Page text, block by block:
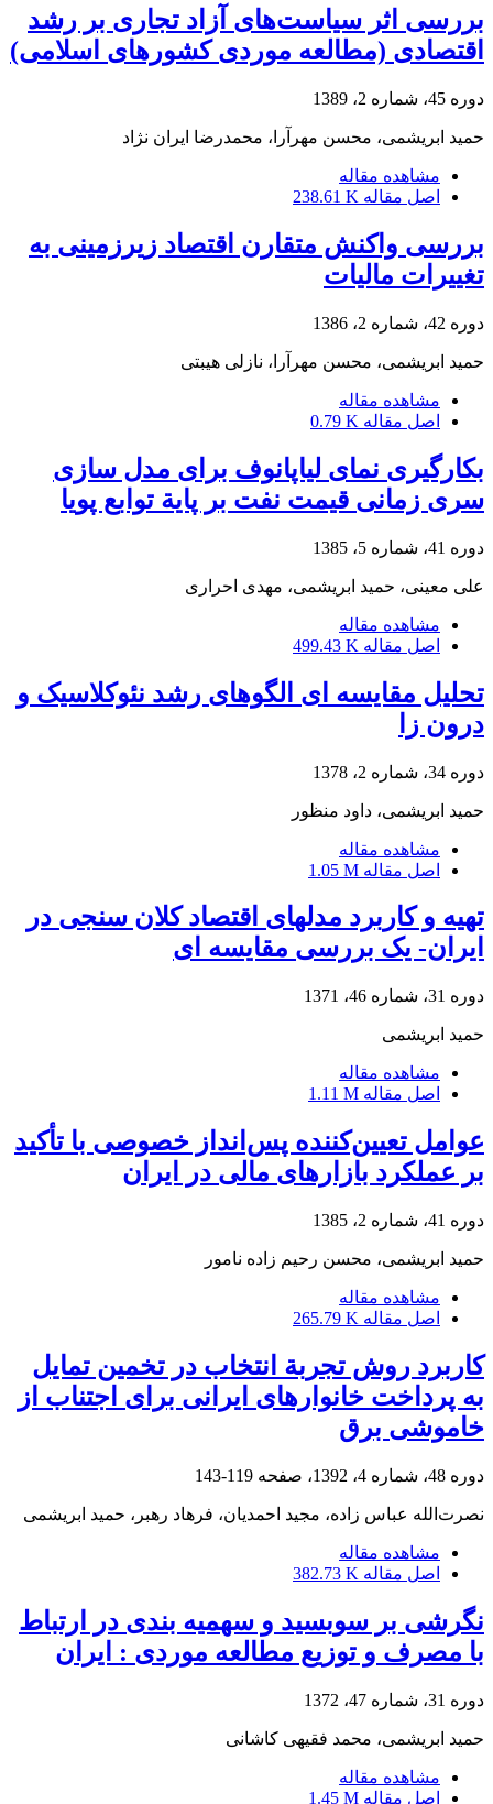
بررسی اثر سیاست‌‌های آزاد تجاری بر رشد
اقتصادی (مطالعه موردی کشورهای اسلامی)
دوره 45، شماره 2، 1389
حمید ابریشمی، محسن مهرآرا، محمدرضا ایران نژاد
مشاهده مقاله
اصل مقاله 238.61 K
بررسی واکنش متقارن اقتصاد زیرزمینی به
تغییرات مالیات
دوره 42، شماره 2، 1386
حمید ابریشمی، محسن مهرآرا، نازلی هیبتی
مشاهده مقاله
اصل مقاله 0.79 K
بکارگیری نمای لیاپانوف برای مدل‌ سازی
سری زمانی قیمت‌ نفت بر پایة توابع پویا
دوره 41، شماره 5، 1385
علی معینی، حمید ابریشمی، مهدی احراری
مشاهده مقاله
اصل مقاله 499.43 K
تحلیل مقایسه ای الگوهای رشد نئوکلاسیک و
درون زا
دوره 34، شماره 2، 1378
حمید ابریشمی، داود منظور
مشاهده مقاله
اصل مقاله 1.05 M
تهیه و کاربرد مدلهای اقتصاد کلان سنجی در
ایران- یک بررسی مقایسه ای
دوره 31، شماره 46، 1371
حمید ابریشمی
مشاهده مقاله
اصل مقاله 1.11 M
عوامل تعیین‌کننده پس‌انداز خصوصی با تأکید
بر عملکرد بازار‌های مالی در ایران
دوره 41، شماره 2، 1385
حمید ابریشمی، محسن رحیم زاده نامور
مشاهده مقاله
اصل مقاله 265.79 K
کاربرد روش تجربة انتخاب در تخمین تمایل
به پرداخت خانوارهای ایرانی برای اجتناب از
خاموشی برق
دوره 48، شماره 4، 1392، صفحه 119-143
نصرت‌الله عباس زاده، مجید احمدیان، فرهاد رهبر، حمید ابریشمی
مشاهده مقاله
اصل مقاله 382.73 K
نگرشی بر سوبسید و سهمیه بندی در ارتباط
با مصرف و توزیع مطالعه موردی : ایران
دوره 31، شماره 47، 1372
حمید ابریشمی، محمد فقیهی کاشانی
مشاهده مقاله
اصل مقاله 1.45 M